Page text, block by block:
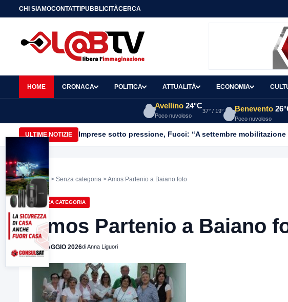
CHI SIAMOCONTATTIPUBBLICITÀCERCA
HOME CRONACA POLITICA ATTUALITÀ ECONOMIA
Avellino 24°C
Poco nuvoloso
37° / 19° Benevento
Poco nuvoloso
ULTIME NOTIZIE Imprese sotto pressione, Fucci: “A settembre mobilitazione
Home > Senza categoria > Amos Partenio a Baiano foto
SENZA CATEGORIA
Amos Partenio a Baiano
27 MAGGIO 2026di Anna Liguori